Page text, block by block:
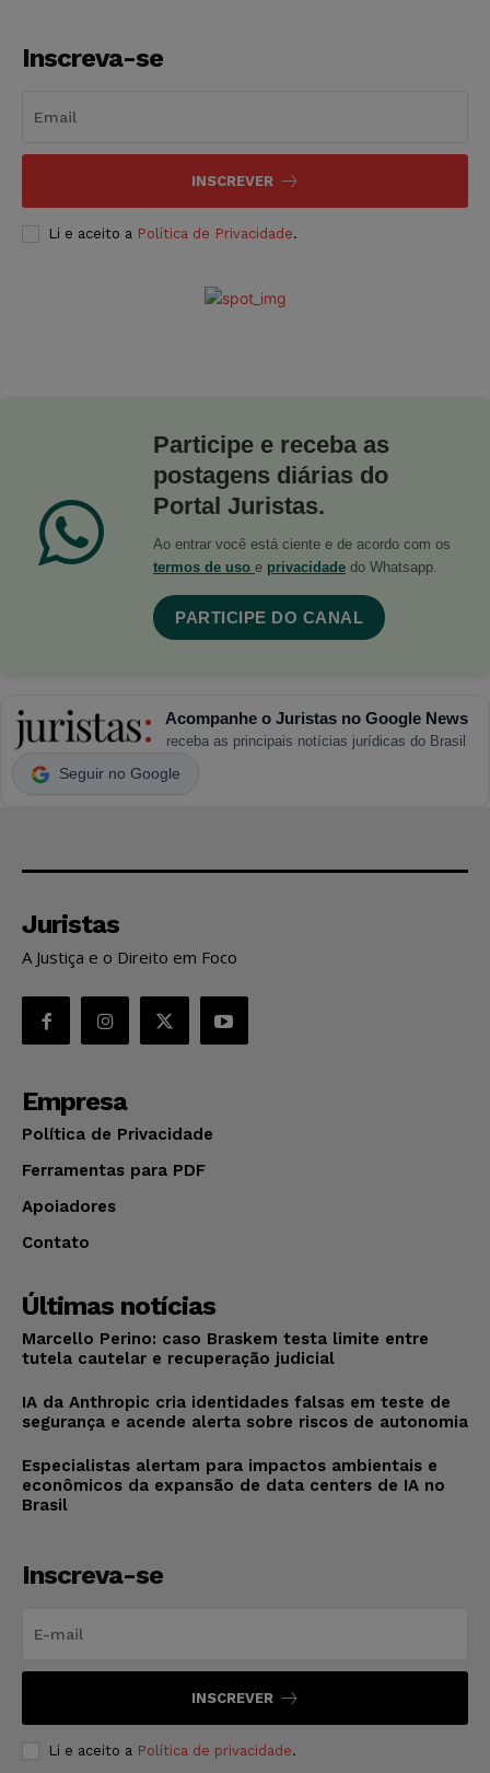
Inscreva-se
INSCREVER
Li e aceito a Política de Privacidade.
Participe e receba as
postagens diárias do
Portal Juristas.
Ao entrar você está ciente e de acordo com os
termos de uso e privacidade do Whatsapp.
PARTICIPE DO CANAL
Acompanhe o Juristas no Google News
receba as principais notícias jurídicas do Brasil
Seguir no Google
Juristas
A Justiça e o Direito em Foco
Empresa
Política de Privacidade
Ferramentas para PDF
Apoiadores
Contato
Últimas notícias
Marcello Perino: caso Braskem testa limite entre
tutela cautelar e recuperação judicial
IA da Anthropic cria identidades falsas em teste de
segurança e acende alerta sobre riscos de autonomia
Especialistas alertam para impactos ambientais e
econômicos da expansão de data centers de IA no
Brasil
Inscreva-se
INSCREVER
Li e aceito a Política de privacidade.